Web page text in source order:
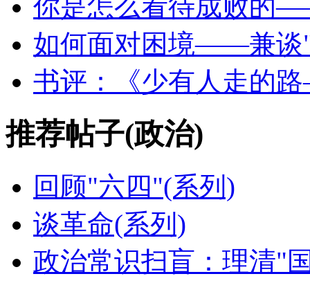
你是怎么看待成败的
如何面对困境——兼谈
书评：《少有人走的
推荐帖子(政治)
回顾"六四"(系列)
谈革命(系列)
政治常识扫盲：理清"